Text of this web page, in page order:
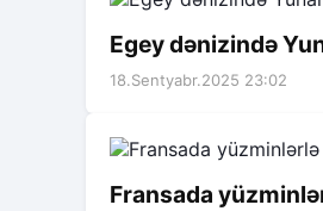
Egey dənizində
18.Sentyabr.2025 23:02
Fransada